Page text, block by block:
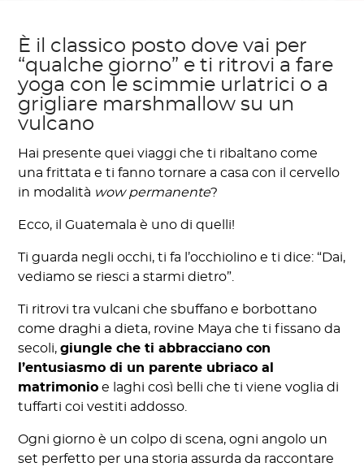
È il classico posto dove vai per
“qualche giorno” e ti ritrovi a fare
yoga con le scimmie urlatrici o a
grigliare marshmallow su un
vulcano
Hai presente quei viaggi che ti ribaltano come
una frittata e ti fanno tornare a casa con il cervello
in modalità wow permanente?
Ecco, il Guatemala è uno di quelli!
Ti guarda negli occhi, ti fa l’occhiolino e ti dice: “Dai,
vediamo se riesci a starmi dietro”.
Ti ritrovi tra vulcani che sbuffano e borbottano
come draghi a dieta, rovine Maya che ti fissano da
secoli,giungle che ti abbracciano con
l’entusiasmo di un parente ubriaco al
matrimonio e laghi così belli che ti viene voglia di
tuffarti coi vestiti addosso.
Ogni giorno è un colpo di scena, ogni angolo un
set perfetto per una storia assurda da raccontare